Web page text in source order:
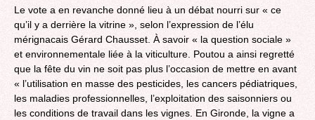
Le vote a en revanche donné lieu à un débat nourri sur « ce
qu’il y a derrière la vitrine », selon l’expression de l’élu
mérignacais Gérard Chausset. À savoir « la question sociale »
et environnementale liée à la viticulture. Poutou a ainsi regretté
que la fête du vin ne soit pas plus l’occasion de mettre en avant
« l’utilisation en masse des pesticides, les cancers pédiatriques,
les maladies professionnelles, l’exploitation des saisonniers ou
les conditions de travail dans les vignes. En Gironde, la vigne a